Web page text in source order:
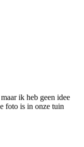
ik heb geen idee
foto is in onze tuin